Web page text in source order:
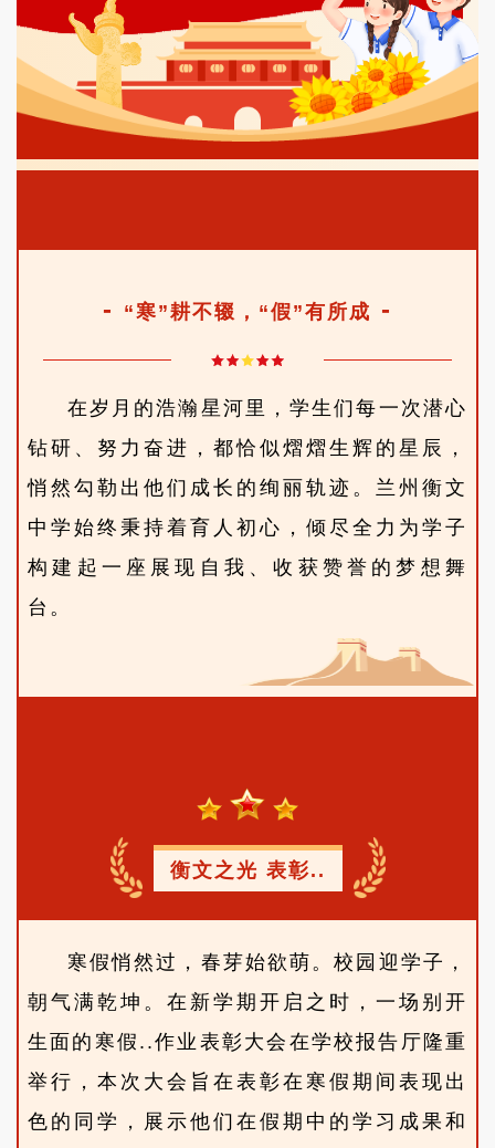
- “寒”耕不辍，“假”有所成 -
在岁月的浩瀚星河里，学生们每一次潜心
钻研、努力奋进，都恰似熠熠生辉的星辰，
悄然勾勒出他们成长的绚丽轨迹。兰州衡文
中学始终秉持着育人初心，倾尽全力为学子
构建起一座展现自我、收获赞誉的梦想舞
台。
衡文之光 表彰..
寒假悄然过，春芽始欲萌。校园迎学子，
朝气满乾坤。在新学期开启之时， 一场别开
生面的寒假..作业表彰大会在学校报告厅隆重
举行，本次大会旨在表彰在寒假期间表现出
色的同学，展示他们在假期中的学习成果和